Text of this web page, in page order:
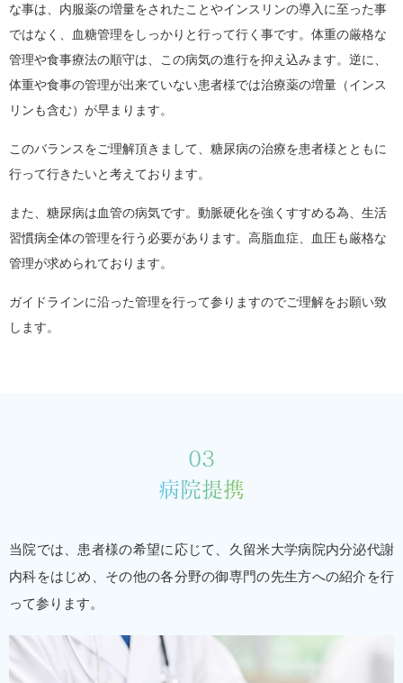
な事は、内服薬の増量をされたことやインスリンの導入に至った事
ではなく、血糖管理をしっかりと行って行く事です。体重の厳格な
管理や食事療法の順守は、この病気の進行を抑え込みます。逆に、
体重や食事の管理が出来ていない患者様では治療薬の増量（インス
リンも含む）が早まります。
このバランスをご理解頂きまして、糖尿病の治療を患者様とともに
行って行きたいと考えております。
また、糖尿病は血管の病気です。動脈硬化を強くすすめる為、生活
習慣病全体の管理を行う必要があります。高脂血症、血圧も厳格な
管理が求められております。
ガイドラインに沿った管理を行って参りますのでご理解をお願い致
します。
03
病院提携
当院では、患者様の希望に応じて、久留米大学病院内分泌代謝
内科をはじめ、その他の各分野の御専門の先生方への紹介を行
って参ります。